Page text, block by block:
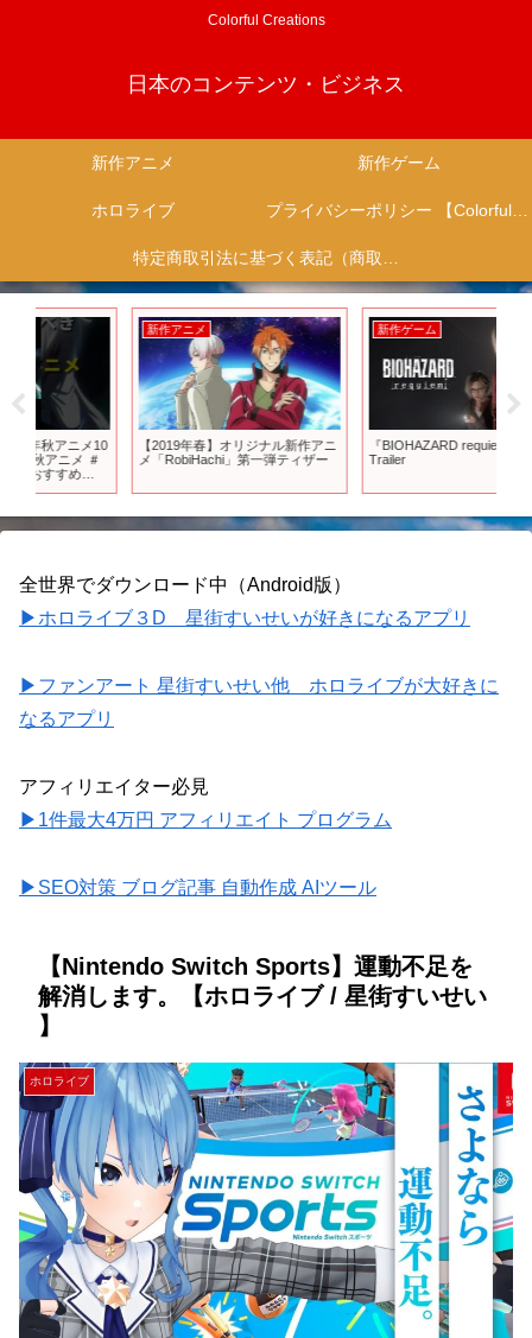
Colorful Creations
日本のコンテンツ・ビジネス
新作アニメ 新作ゲーム
ホロライブ プライバシーポリシー 【Colorful Creation】
特定商取引法に基づく表記（商取引に関する開示）
新作アニメ
【2019年春】オリジナル新作アニ
メ「RobiHachi」第一弾ティザー
新作ゲーム
『BIOHAZARD requiem』 2nd
Trailer
全世界でダウンロード中（Android版）
▶ホロライブ３D 星街すいせいが好きになるアプリ
▶ファンアート 星街すいせい他 ホロライブが大好きに
なるアプリ
アフィリエイター必見
▶1件最大4万円 アフィリエイト プログラム
▶SEO対策 ブログ記事 自動作成 AIツール
【Nintendo Switch Sports】運動不足を
解消します。【ホロライブ / 星街すいせい
】
ホロライブ